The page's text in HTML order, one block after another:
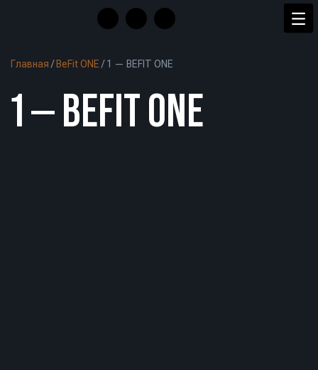
Главная / BeFit ONE /1 — BEFIT ONE
1 — BEFIT ONE